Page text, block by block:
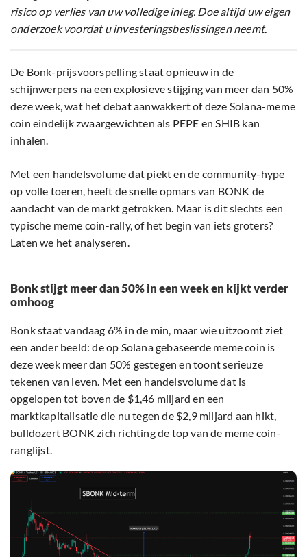
risico op verlies van uw volledige inleg. Doe altijd uw eigen
onderzoek voordat u investeringsbeslissingen neemt.
De Bonk-prijsvoorspelling staat opnieuw in de
schijnwerpers na een explosieve stijging van meer dan 50%
deze week, wat het debat aanwakkert of deze Solana-meme
coin eindelijk zwaargewichten als PEPE en SHIB kan
inhalen.
Met een handelsvolume dat piekt en de community-hype
op volle toeren, heeft de snelle opmars van BONK de
aandacht van de markt getrokken. Maar is dit slechts een
typische meme coin-rally, of het begin van iets groters?
Laten we het analyseren.
Bonk stijgt meer dan 50% in een week en kijkt verder
omhoog
Bonk staat vandaag 6% in de min, maar wie uitzoomt ziet
een ander beeld: de op Solana gebaseerde meme coin is
deze week meer dan 50% gestegen en toont serieuze
tekenen van leven. Met een handelsvolume dat is
opgelopen tot boven de $1,46 miljard en een
marktkapitalisatie die nu tegen de $2,9 miljard aan hikt,
bulldozert BONK zich richting de top van de meme coin-
ranglijst.